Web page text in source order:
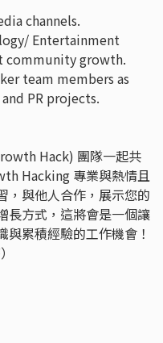
channels.
Entertainment
community growth.
team members as
PR projects.
Hack) 團隊一起共
Hacking 專業與熱情且
，與他人合作，展示您的
長方式，這將會是一個讓
累積經驗的工作機會！